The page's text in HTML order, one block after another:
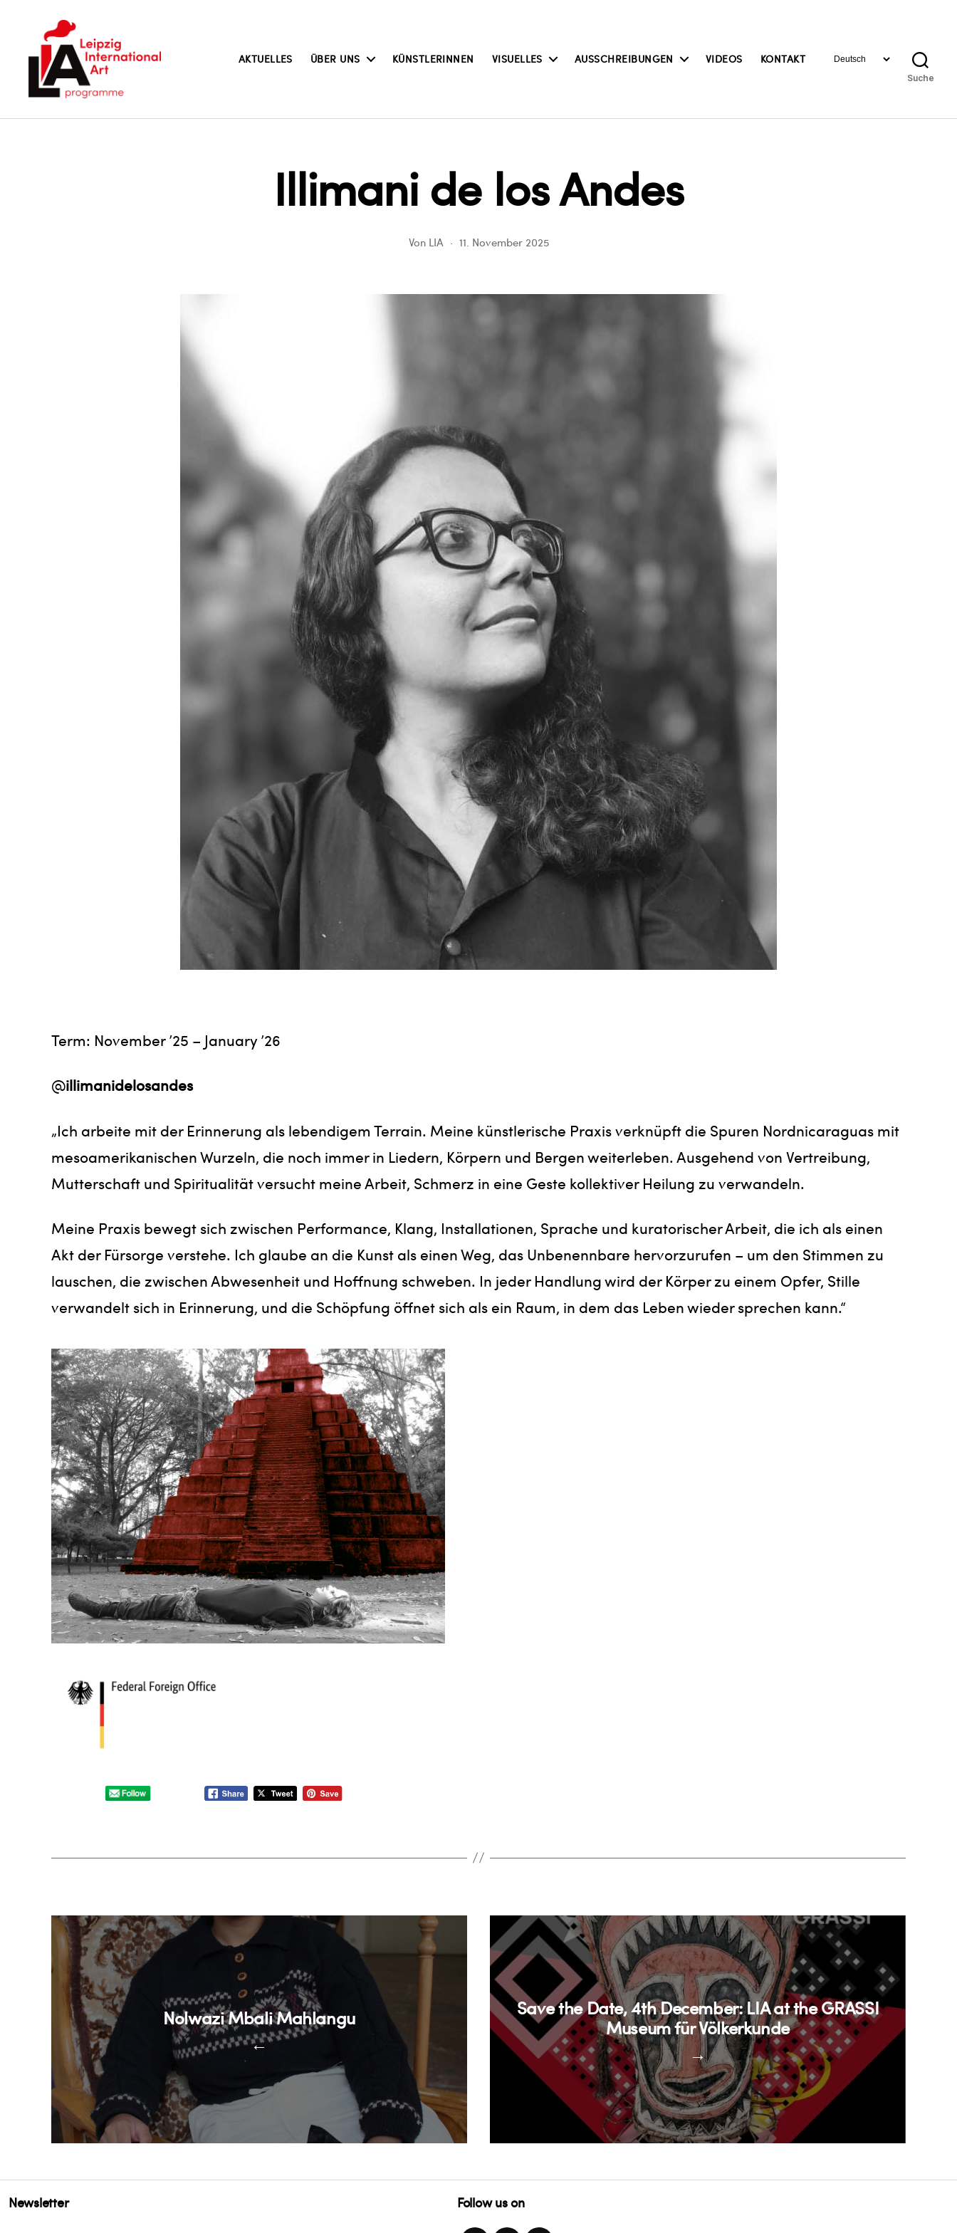
AKTUELLES ÜBER UNS KÜNSTLERINNEN VISUELLES AUSSCHREIBUNGEN VIDEOS KONTAKTSprache
Suche
Illimani de los Andes
Von LIA 11. November 2025
Term: November ’25 – January ’26
@illimanidelosandes
„Ich arbeite mit der Erinnerung als lebendigem Terrain. Meine künstlerische Praxis verknüpft die Spuren Nordnicaraguas mit
mesoamerikanischen Wurzeln, die noch immer in Liedern, Körpern und Bergen weiterleben. Ausgehend von Vertreibung,
Mutterschaft und Spiritualität versucht meine Arbeit, Schmerz in eine Geste kollektiver Heilung zu verwandeln.
Meine Praxis bewegt sich zwischen Performance, Klang, Installationen, Sprache und kuratorischer Arbeit, die ich als einen
Akt der Fürsorge verstehe. Ich glaube an die Kunst als einen Weg, das Unbenennbare hervorzurufen – um den Stimmen zu
lauschen, die zwischen Abwesenheit und Hoffnung schweben. In jeder Handlung wird der Körper zu einem Opfer, Stille
verwandelt sich in Erinnerung, und die Schöpfung öffnet sich als ein Raum, in dem das Leben wieder sprechen kann.“
←
Nolwazi Mbali Mahlangu
→
Save the Date, 4th December: LIA at the GRASSI
Museum für Völkerkunde
Newsletter Follow us on